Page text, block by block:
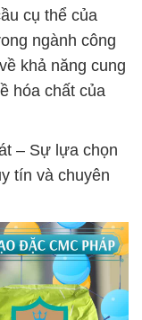
cụ thể của
ngành công
khả năng cung
hóa chất của
– Sự lựa chọn
tín và chuyên